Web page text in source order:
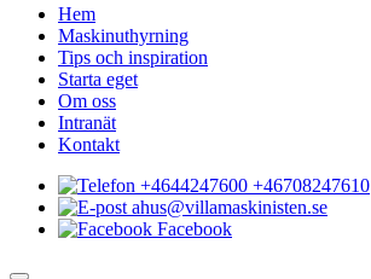
Hem
Maskinuthyrning
Tips och inspiration
Starta eget
Om oss
Intranät
Kontakt
+4644247600 +46708247610
ahus@villamaskinisten.se
Facebook